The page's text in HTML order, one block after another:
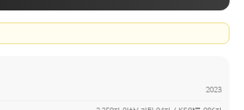
2023